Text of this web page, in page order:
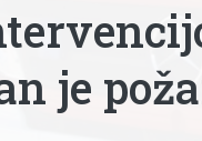
je